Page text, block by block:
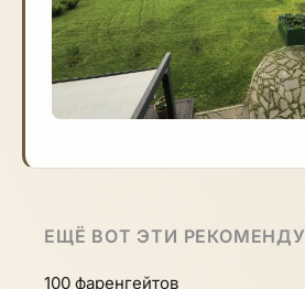
ЕЩЁ ВОТ ЭТИ
100 фаренгейтов